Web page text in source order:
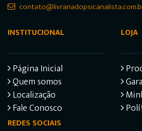
INSTITUCIONAL
Página Inicial
Quem somos
Localização
Fale Conosco
LOJA
REDES SOCIAIS